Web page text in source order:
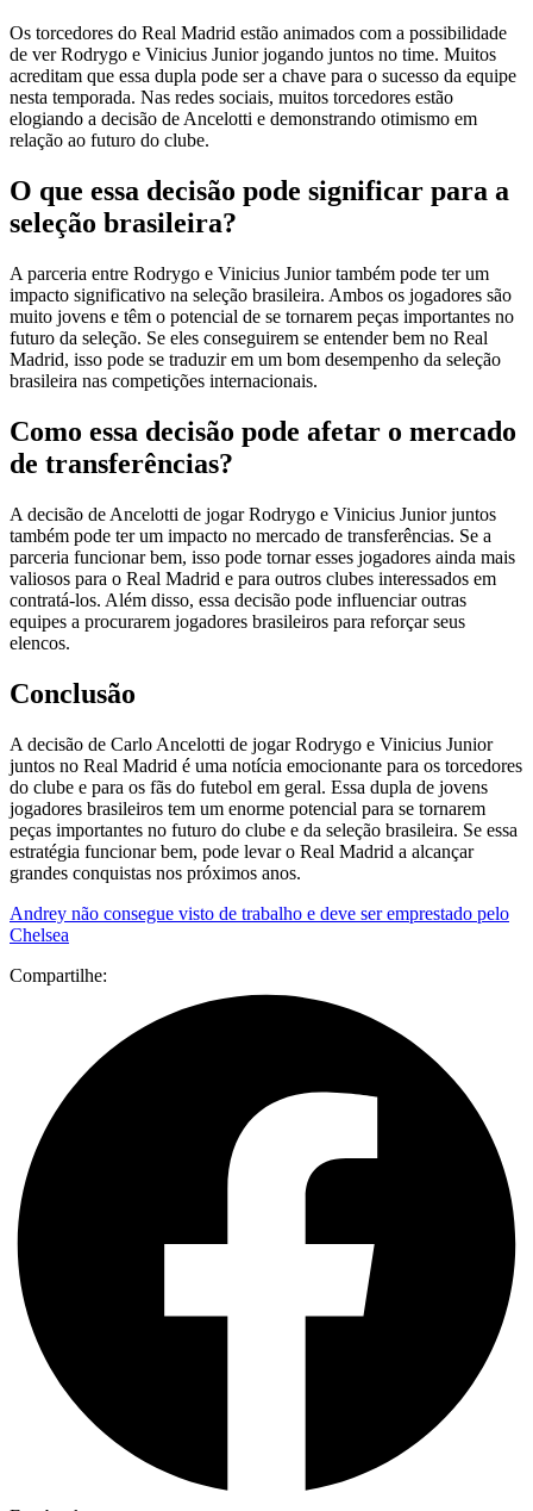
Os torcedores do Real Madrid estão animados com a possibilidade
de ver Rodrygo e Vinicius Junior jogando juntos no time. Muitos
acreditam que essa dupla pode ser a chave para o sucesso da equipe
nesta temporada. Nas redes sociais, muitos torcedores estão
elogiando a decisão de Ancelotti e demonstrando otimismo em
relação ao futuro do clube.
O que essa decisão pode significar para a
seleção brasileira?
A parceria entre Rodrygo e Vinicius Junior também pode ter um
impacto significativo na seleção brasileira. Ambos os jogadores são
muito jovens e têm o potencial de se tornarem peças importantes no
futuro da seleção. Se eles conseguirem se entender bem no Real
Madrid, isso pode se traduzir em um bom desempenho da seleção
brasileira nas competições internacionais.
Como essa decisão pode afetar o mercado
de transferências?
A decisão de Ancelotti de jogar Rodrygo e Vinicius Junior juntos
também pode ter um impacto no mercado de transferências. Se a
parceria funcionar bem, isso pode tornar esses jogadores ainda mais
valiosos para o Real Madrid e para outros clubes interessados em
contratá-los. Além disso, essa decisão pode influenciar outras
equipes a procurarem jogadores brasileiros para reforçar seus
elencos.
Conclusão
A decisão de Carlo Ancelotti de jogar Rodrygo e Vinicius Junior
juntos no Real Madrid é uma notícia emocionante para os torcedores
do clube e para os fãs do futebol em geral. Essa dupla de jovens
jogadores brasileiros tem um enorme potencial para se tornarem
peças importantes no futuro do clube e da seleção brasileira. Se essa
estratégia funcionar bem, pode levar o Real Madrid a alcançar
grandes conquistas nos próximos anos.
Andrey não consegue visto de trabalho e deve ser emprestado pelo
Chelsea
Compartilhe: